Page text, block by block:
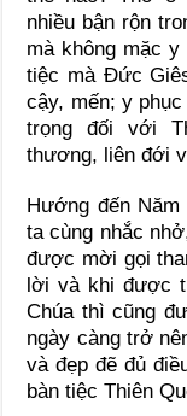
nhiều bận rộn
mà không mặc
tiệc mà Đức
cậy, mến; y
trọng đối với
thương, liên đới
Hướng đến
ta cùng nhắc
được mời gọi
lời và khi được
Chúa thì cũng
ngày càng trở
và đẹp đẽ đủ
bàn tiệc Thiên